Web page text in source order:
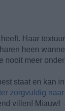
Haar
heen
nooit meer
staat en kan
zorgvuldig
villen! Miauw!